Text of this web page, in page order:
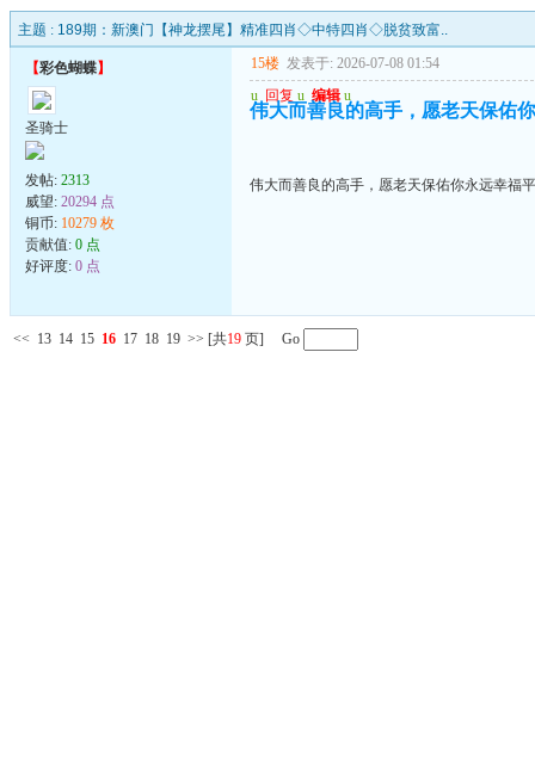
主题 : 189期：新澳门【神龙摆尾】精准四肖◇中特四肖◇脱贫致富..
【彩色蝴蝶】
圣骑士
发帖: 2313
威望: 20294 点
铜币: 10279 枚
贡献值: 0 点
好评度: 0 点
15楼 发表于: 2026-07-08 01:54
u 回复 u 编辑 u
伟大而善良的高手，愿老天保佑
伟大而善良的高手，愿老天保佑你永远幸福
<< 13 14 15 16 17 18 19 >> [共19 页] Go